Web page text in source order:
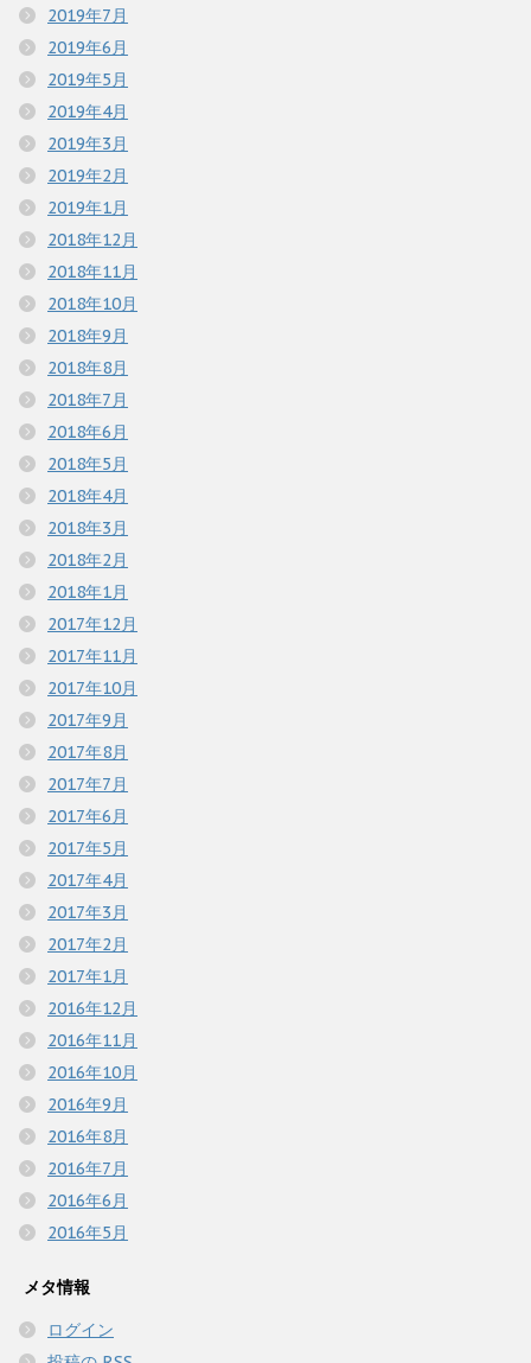
2019年7月
2019年6月
2019年5月
2019年4月
2019年3月
2019年2月
2019年1月
2018年12月
2018年11月
2018年10月
2018年9月
2018年8月
2018年7月
2018年6月
2018年5月
2018年4月
2018年3月
2018年2月
2018年1月
2017年12月
2017年11月
2017年10月
2017年9月
2017年8月
2017年7月
2017年6月
2017年5月
2017年4月
2017年3月
2017年2月
2017年1月
2016年12月
2016年11月
2016年10月
2016年9月
2016年8月
2016年7月
2016年6月
2016年5月
メタ情報
ログイン